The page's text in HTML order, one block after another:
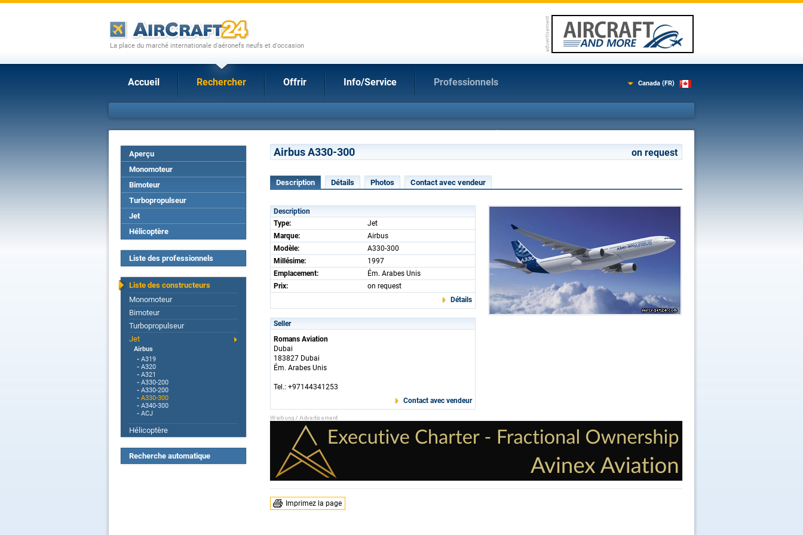
La place du marché internationale d'aéronefs neufs et d'occasion
Accueil Rechercher Offrir Info/Service Professionnels Canada (FR)
Aperçu
Monomoteur
Bimoteur
Turbopropulseur
Jet
Hélicoptère
Liste des professionnels
Liste des constructeurs
Monomoteur
Bimoteur
Turbopropulseur
Jet
Airbus
- A319
- A320
- A321
- A330-200
- A330-200
- A330-300
- A340-300
- ACJ
Hélicoptère
Recherche automatique
Airbus A330-300 on request
Description Détails Photos Contact avec vendeur
Description
Type:
Jet
Marque:
Airbus
Modèle:
A330-300
Millésime:
1997
Emplacement:
Ém. Arabes Unis
Prix:
on request
Détails
Seller
Romans Aviation
Dubai
183827 Dubai
Ém. Arabes Unis
Tel.: +97144341253
Contact avec vendeur
Imprimez la page